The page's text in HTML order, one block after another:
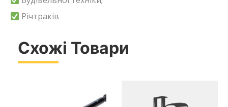
Річтраків
Схожі Товари